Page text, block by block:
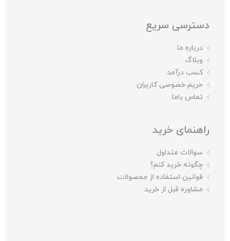
دسترسی سریع
درباره ما
وبلاگ
کسب درآمد
حریم خصوصی کاربران
تماس باما
راهنمای خرید
سوالات متداول
چگونه خرید کنم؟
قوانین استفاده از محصولات
مشاوره قبل از خرید